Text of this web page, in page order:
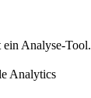
ein Analyse-Tool.
Analytics